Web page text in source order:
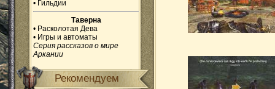
• Гильдии
Таверна
• Расколотая Дева
• Игры и автоматы
Серия рассказов о мире
Аркании
Рекомендуем